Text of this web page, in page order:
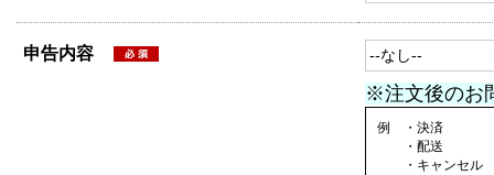
申告内容
※注文後のお
例 ・決済
・配送
・キャンセル